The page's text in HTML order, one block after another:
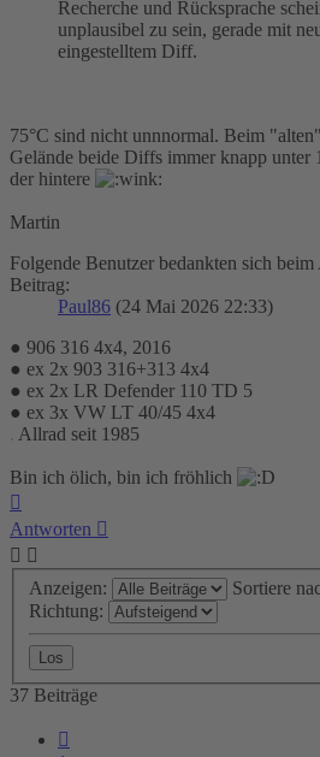
Recherche und Rücksprache
unplausibel zu sein, gerade mit
eingestelltem Diff.
75°C sind nicht unnnormal. Beim
Gelände beide Diffs immer knapp unter
der hintere
Martin
Folgende Benutzer bedankten sich
Beitrag:
Paul86 (24 Mai 2026 22:33)
● 906 316 4x4, 2016
● ex 2x 903 316+313 4x4
● ex 2x LR Defender 110 TD 5
● ex 3x VW LT 40/45 4x4
. Allrad seit 1985
Bin ich ölich, bin ich fröhlich
Antworten
Anzeigen:
Sortiere
Richtung:
37 Beiträge